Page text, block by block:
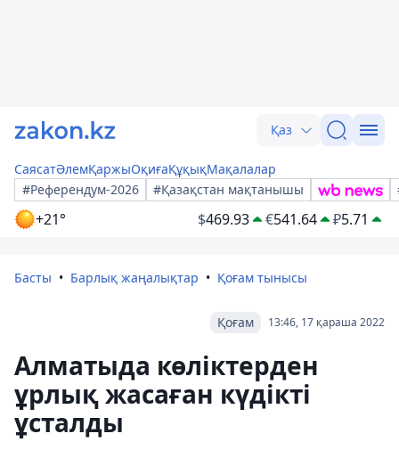
Қаз
СаясатӘлемҚаржыОқиғаҚұқықМақалалар
#Референдум-2026
#Қазақстан мақтанышы
+21° $469.93 €541.64 ₽5.71
Басты Барлық жаңалықтар Қоғам тынысы
13:46, 17 қараша 2022
Қоғам
Алматыда көліктерден
ұрлық жасаған күдікті
ұсталды